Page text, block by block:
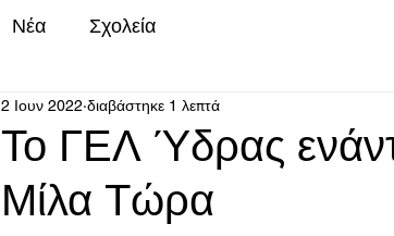
Νέα Σχολεία
Το ΓΕΛ Ύδρας
Μίλα Τώρα
2 Ιουν 2022 διαβάστηκε 1 λεπτά